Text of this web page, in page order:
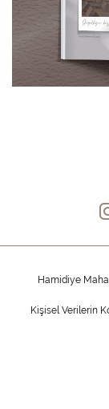
Hamidiye
Kişisel Verilerin